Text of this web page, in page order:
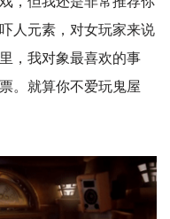
人元素，对女玩家来说
，我对象最喜欢的事
。就算你不爱玩鬼屋